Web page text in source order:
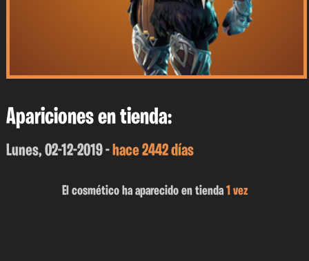
Apariciones en tienda:
Lunes, 02-12-2019 -hace 2442 días
El cosmético ha aparecido en tienda 1 vez